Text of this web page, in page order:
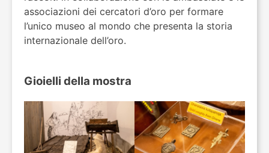
associazioni dei cercatori d’oro per formare
l’unico museo al mondo che presenta la storia
internazionale dell’oro.
Gioielli della mostra